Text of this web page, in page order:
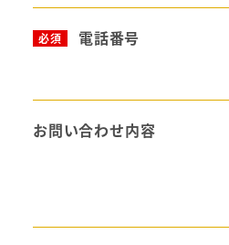
必須 電話番号
お問い合わせ内容